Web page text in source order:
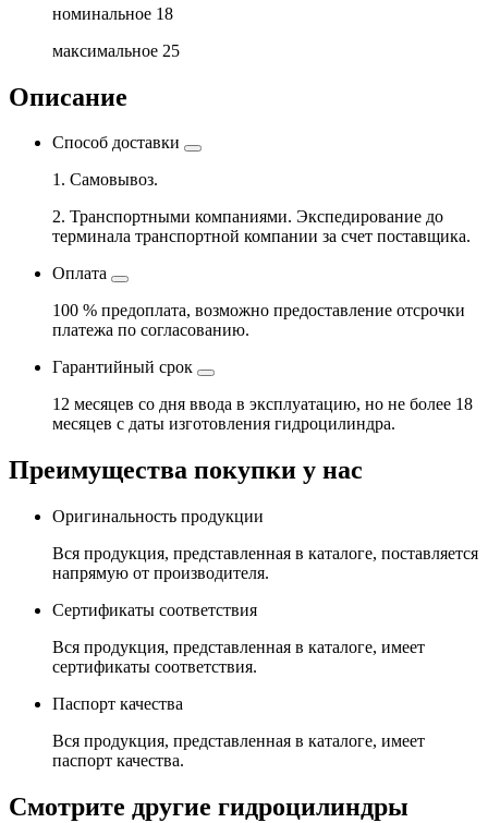
номинальное 18
максимальное 25
Описание
Способ доставки
1. Самовывоз.
2. Транспортными компаниями. Экспедирование до
терминала транспортной компании за счет поставщика.
Оплата
100 % предоплата, возможно предоставление отсрочки
платежа по согласованию.
Гарантийный срок
12 месяцев со дня ввода в эксплуатацию, но не более 18
месяцев с даты изготовления гидроцилиндра.
Преимущества покупки у нас
Оригинальность продукции
Вся продукция, представленная в каталоге, поставляется
напрямую от производителя.
Сертификаты соответствия
Вся продукция, представленная в каталоге, имеет
сертификаты соответствия.
Паспорт качества
Вся продукция, представленная в каталоге, имеет
паспорт качества.
Смотрите другие гидроцилиндры